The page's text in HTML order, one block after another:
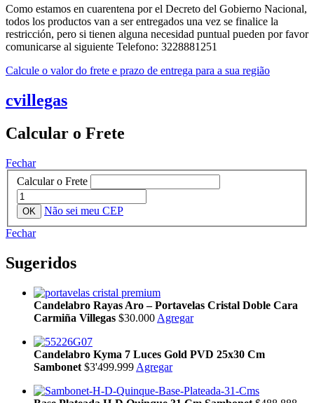
Como estamos en cuarentena por el Decreto del Gobierno Nacional,
todos los productos van a ser entregados una vez se finalice la
restricción, pero si tienen alguna necesidad puntual pueden por favor
comunicarse al siguiente Telefono: 3228881251
Calcule o valor do frete e prazo de entrega para a sua região
cvillegas
Calcular o Frete
Fechar
Calcular o Frete
Não sei meu CEP
Fechar
Sugeridos
Candelabro Rayas Aro – Portavelas Cristal Doble Cara
Carmiña Villegas $30.000 Agregar
Candelabro Kyma 7 Luces Gold PVD 25x30 Cm
Sambonet $3'499.999 Agregar